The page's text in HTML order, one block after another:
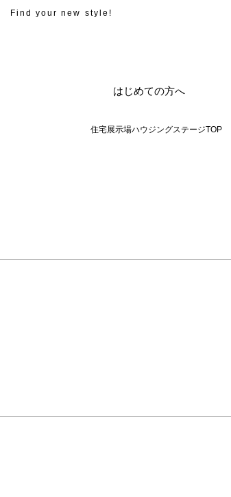
Find your new style!
はじめての方へ
住宅展示場ハウジングステージTOP